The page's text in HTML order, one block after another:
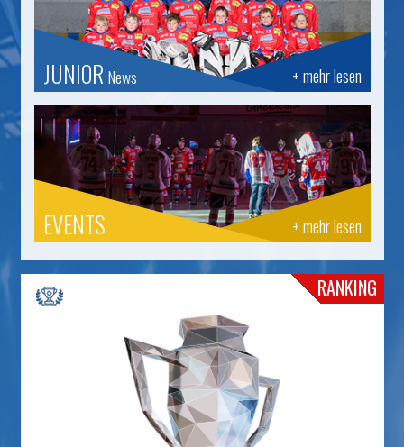
+ mehr lesen
JUNIOR News
+ mehr lesen
EVENTS
RANKING